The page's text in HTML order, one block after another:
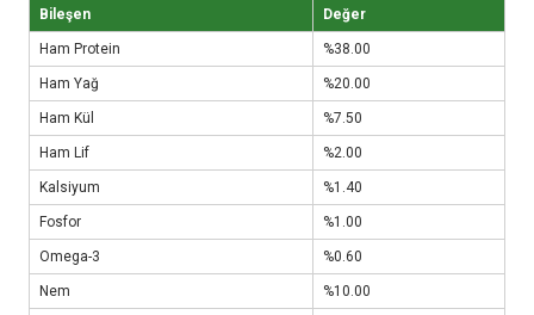
Bileşen Değer
Ham Protein %38.00
Ham Yağ %20.00
Ham Kül %7.50
Ham Lif %2.00
Kalsiyum %1.40
Fosfor %1.00
Omega-3 %0.60
Nem %10.00